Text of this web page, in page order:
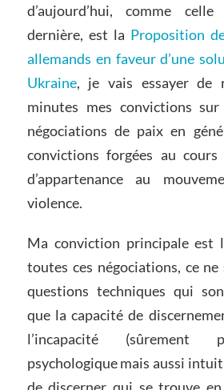
d’aujourd’hui, comme
dernière, est la Proposition
allemands en faveur d’une
Ukraine, je vais essayer de
minutes mes convictions
négociations de paix en
convictions forgées au cours
d’appartenance au
violence.
Ma conviction principale est
toutes ces négociations, ce
questions techniques qui
que la capacité de
l’incapacité (sûrement
psychologique mais aussi